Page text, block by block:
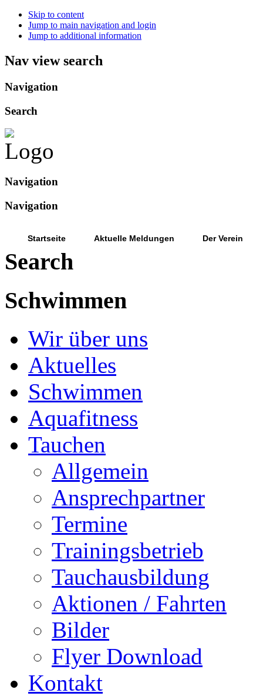
Skip to content
Jump to main navigation and login
Jump to additional information
Nav view search
Navigation
Search
Navigation
Navigation
Startseite Aktuelle Meldungen Der Verein
Search
Schwimmen
Wir über uns
Aktuelles
Schwimmen
Aquafitness
Tauchen
Allgemein
Ansprechpartner
Termine
Trainingsbetrieb
Tauchausbildung
Aktionen / Fahrten
Bilder
Flyer Download
Kontakt